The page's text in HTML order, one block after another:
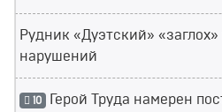
Рудник «Дуэтский»
нарушений
10 Герой Труда намерен